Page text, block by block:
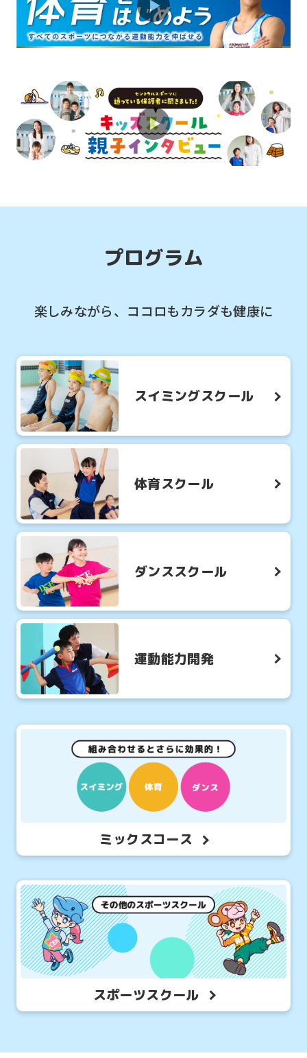
プラスワンで楽しさアップ！ミックスコ
ースが人気です♪
保護者の皆様へ。運動系の習い事をおす
すめする理由はこちら
プログラム
楽しみながら、ココロもカラダも健康に
スイミングスクール
体育スクール
ダンススクール
運動能力開発
ミックスコース
スポーツスクール